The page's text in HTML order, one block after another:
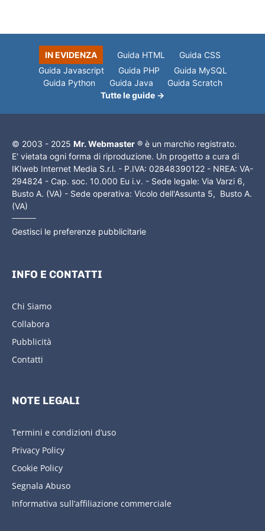
IN EVIDENZA Guida HTML
Guida CSS
Guida Javascript
Guida PHP
Guida MySQL
Guida Python
Guida Java
Guida Scratch
Tutte le guide →
© 2003 - 2025 Mr. Webmaster ® è un marchio registrato.
E' vietata ogni forma di riproduzione. Un progetto a cura di
IKIweb Internet Media S.r.l. - P.IVA: 02848390122 - NREA: VA-
294824 - Cap. soc. 10.000 Eu i.v. - Sede legale: Via Varzi 6,
Busto A. (VA) - Sede operativa: Vicolo dell'Assunta 5, Busto A.
(VA)
Gestisci le preferenze pubblicitarie
INFO E CONTATTI
Chi Siamo
Collabora
Pubblicità
Contatti
NOTE LEGALI
Termini e condizioni d’uso
Privacy Policy
Cookie Policy
Segnala Abuso
Informativa sull’affiliazione commerciale